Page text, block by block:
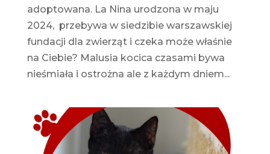
adoptowana. La Nina urodzona w maju
2024, przebywa w siedzibie warszawskiej
fundacji dla zwierząt i czeka może właśnie
na Ciebie? Malusia kocica czasami bywa
nieśmiała i ostrożna ale z każdym dniem...